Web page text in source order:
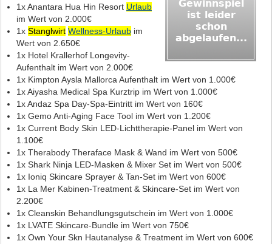
1x Anantara Hua Hin Resort Urlaub
im Wert von 2.000€
1x Stanglwirt Wellness-Urlaub im
Wert von 2.650€
1x Hotel Krallerhof Longevity-
Aufenthalt im Wert von 2.000€
1x Kimpton Aysla Mallorca Aufenthalt im Wert von 1.000€
1x Aiyasha Medical Spa Kurztrip im Wert von 1.000€
1x Andaz Spa Day-Spa-Eintritt im Wert von 160€
1x Gemo Anti-Aging Face Tool im Wert von 1.200€
1x Current Body Skin LED-Lichttherapie-Panel im Wert von
1.100€
1x Therabody Theraface Mask & Wand im Wert von 500€
1x Shark Ninja LED-Masken & Mixer Set im Wert von 500€
1x Ioniq Skincare Sprayer & Tan-Set im Wert von 600€
1x La Mer Kabinen-Treatment & Skincare-Set im Wert von
2.200€
1x Cleanskin Behandlungsgutschein im Wert von 1.000€
1x LVATE Skincare-Bundle im Wert von 750€
1x Own Your Skn Hautanalyse & Treatment im Wert von 600€